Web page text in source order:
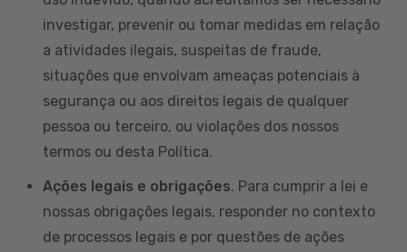
investigar, prevenir ou tomar medidas em relação
a atividades ilegais, suspeitas de fraude,
situações que envolvam ameaças potenciais à
segurança ou aos direitos legais de qualquer
pessoa ou terceiro, ou violações dos nossos
termos ou desta Política.
Ações legais e obrigações. Para cumprir a lei e
nossas obrigações legais, responder no contexto
de processos legais e por questões de ações